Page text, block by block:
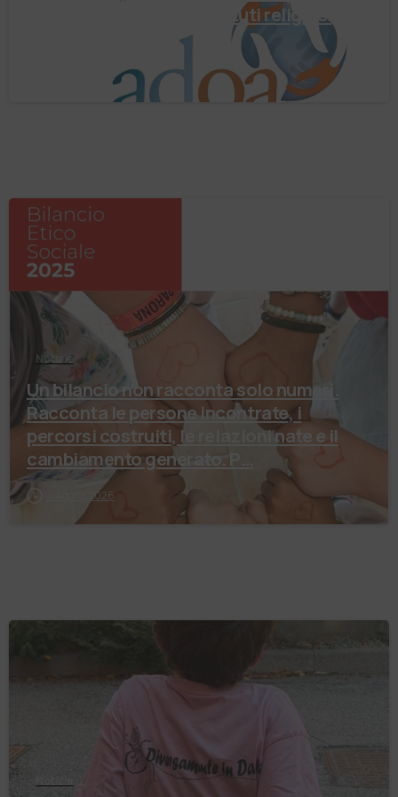
Negli ultimi anni enti, istituti religiosi,
Notizie
Un bilancio non racconta solo numeri.
Racconta le persone incontrate, i
percorsi costruiti, le relazioni nate e il
4 Agosto 2026